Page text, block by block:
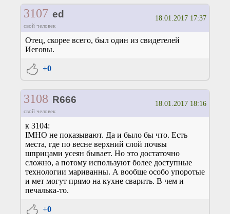
3107 ed
свой человек
18.01.2017 17:37
Отец, скорее всего, был один из свидетелей
Иеговы.
+0
3108 R666
свой человек
18.01.2017 18:16
к 3104:
IMHO не показывают. Да и было бы что. Есть
места, где по весне верхний слой почвы
шприцами усеян бывает. Но это достаточно
сложно, а потому используют более доступные
технологии мариванны. А вообще особо упоротые
и мет могут прямо на кухне сварить. В чем и
печалька-то.
+0